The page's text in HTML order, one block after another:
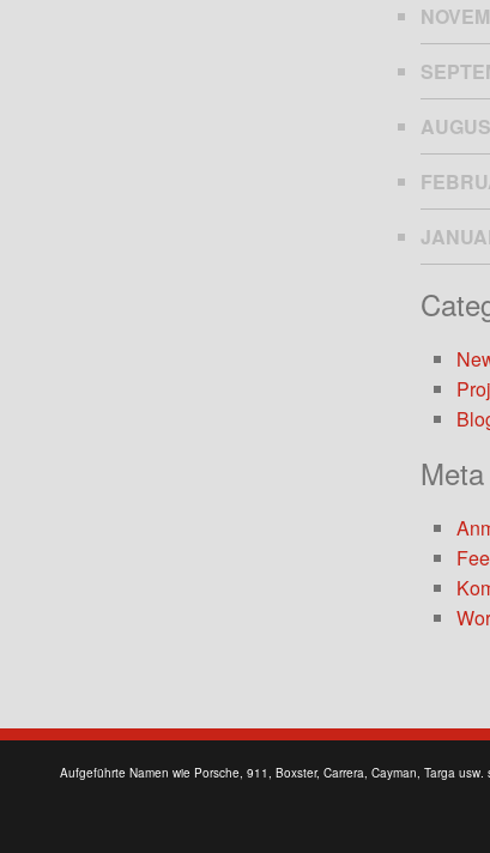
Meta
Aufgeführte Namen wie Porsche, 911, Boxster, Carrera, Cayman, Targa